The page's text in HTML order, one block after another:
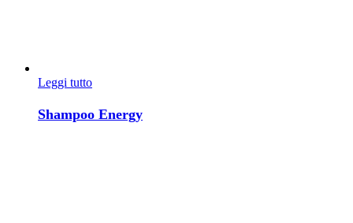
Leggi tutto
Shampoo Energy